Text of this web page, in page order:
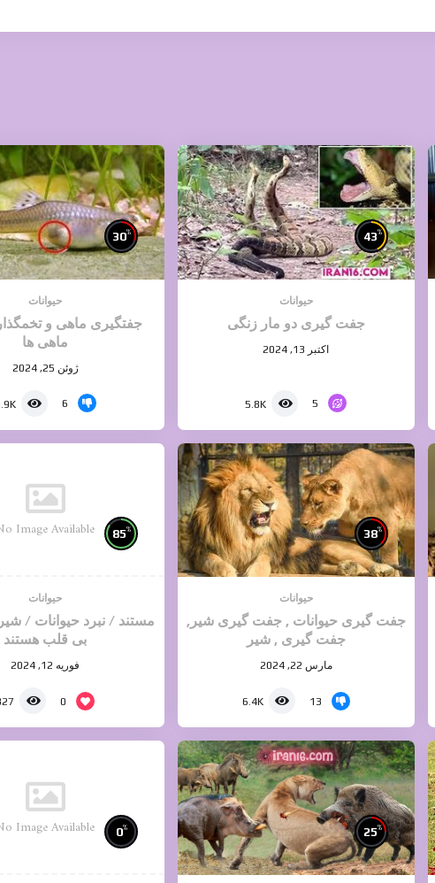
43%
حیوانات
جفت گیری دو مار زنگی
اکتبر 13, 2024
5
5.8K
30%
حیوانات
جفتگیری ماهی و
ماهی ها
ژوئن 25, 2024
6
38%
حیوانات
جفت گیری حیوانات , جفت گیری شیر,
جفت گیری , شیر
مارس 22, 2024
13
6.4K
Image Available 85%
حیوانات
مستند / نبرد حیوانات /
بی قلب هستند
فوریه 12, 2024
0
25%
Image Available 0%